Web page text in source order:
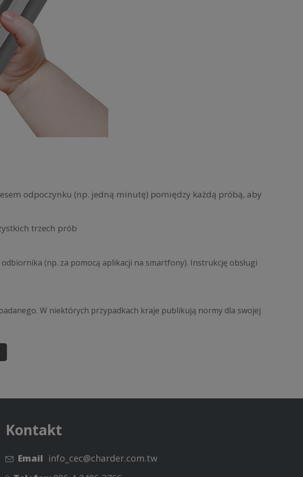
odpoczynku (np. jedną minutę) pomiędzy każdą próbą, aby
trzech prób
(np. za pomocą aplikacji na smartfony). Instrukcję obsługi
W niektórych przypadkach kraje publikują normy dla swojej
Kontakt
Email info_cec@charder.com.tw